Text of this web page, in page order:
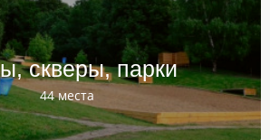
скверы, парки
44 места